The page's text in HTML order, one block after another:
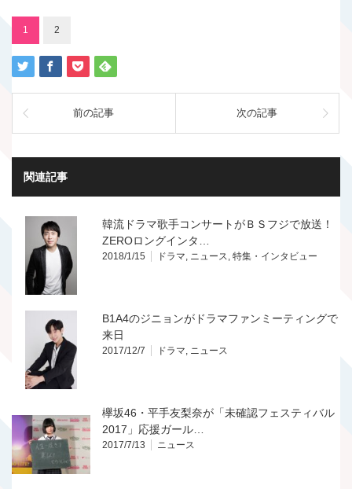
1 2
前の記事 次の記事
関連記事
韓流ドラマ歌手コンサートがＢＳフジで放送！
ZEROロングインタ…
2018/1/15 ドラマ, ニュース, 特集・インタビュー
B1A4のジニョンがドラマファンミーティングで
来日
2017/12/7 ドラマ, ニュース
欅坂46・平手友梨奈が「未確認フェスティバル
2017」応援ガール…
2017/7/13 ニュース